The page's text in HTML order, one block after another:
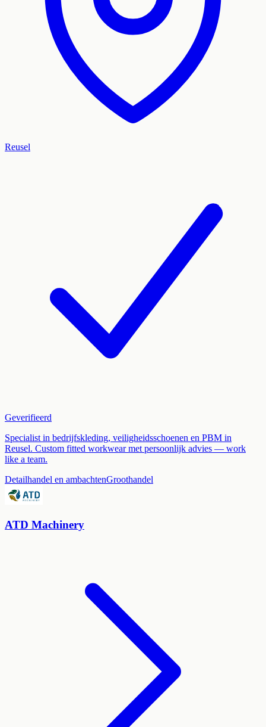
Reusel
Geverifieerd
Specialist in bedrijfskleding, veiligheidsschoenen en PBM in
Reusel. Custom fitted workwear met persoonlijk advies — work
like a team.
Detailhandel en ambachtenGroothandel
ATD Machinery